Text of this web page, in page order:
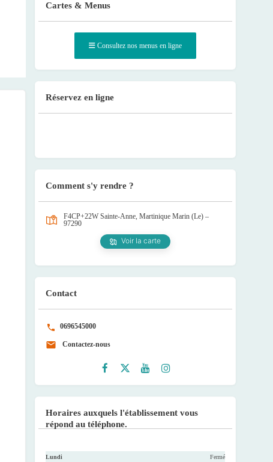
Cartes & Menus
Consultez nos menus en ligne
Réservez en ligne
Comment s'y rendre ?
F4CP+22W Sainte-Anne, Martinique Marin (Le) –
97290
Voir la carte
Contact
0696545000
Contactez-nous
Horaires auxquels l'établissement vous
répond au téléphone.
Lundi
Fermé